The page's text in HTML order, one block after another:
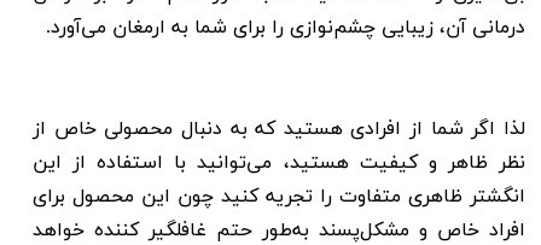
درمانی آن، زیبایی چشم‌نوازی را برای شما به ارمغان می‌آورد.
لذا اگر شما از افرادی هستید که به دنبال محصولی خاص از
نظر ظاهر و کیفیت هستید، می‌توانید با استفاده از این
انگشتر ظاهری متفاوت را تجریه کنید چون این محصول برای
افراد خاص و مشکل‌پسند به‌طور حتم غافلگیر کننده خواهد